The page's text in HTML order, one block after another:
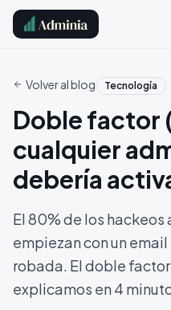
Volver al blog Tecnología
Doble factor
cualquier
debería
El 80% de los
empiezan con un
robada. El doble
explicamos en 4